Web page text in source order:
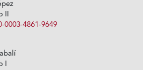
II
4861-9649
I